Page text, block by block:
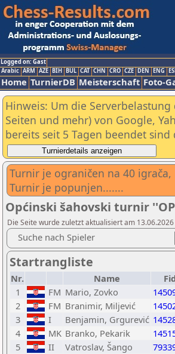
Logged on: Gast
Arabic ARM AZE BIH BUL CAT CHN CRO CZE DEN ENG
Home TurnierDB Meisterschaft Foto-
Hinweis: Um die
Seiten und mehr) von Google,
bereits seit 5 Tagen beendet
Turnir je ograničen na 40 igrača,
Turnir je popunjen.......
Općinski šahovski turnir
Die Seite wurde zuletzt aktualisiert am
Suche nach Spieler
Startrangliste
Nr. Name
1
FM Mario, Zovko
2
FM Branimir, Miljević
3
I Benjamin, Grgurević
4
MK Branko, Pekarik
5
II Vatroslav, Šango